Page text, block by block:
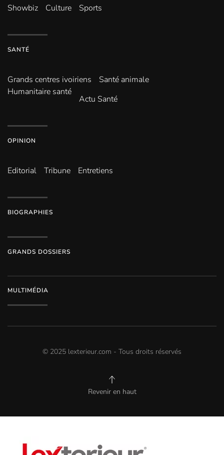
Showbiz Culture Sports
SANTÉ
Grands centres ivoiriens
Santé animale
Humanitaire santé
Actu Santé
OPINION
Editorial Tribune Entretiens
BIOGRAPHIES
GRANDS DOSSIERS
MULTIMÉDIA
© 2025 lexterieur.com - Tous droits réservés
Revenir en haut